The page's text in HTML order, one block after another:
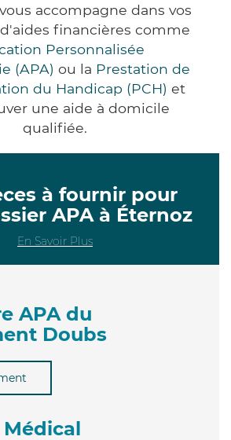
accompagne dans vos
financières comme
Personnalisée
(APA) ou la Prestation de
du Handicap (PCH) et
une aide à domicile
qualifiée.
à fournir pour
APA à Éternoz
En Savoir Plus
APA du
Doubs